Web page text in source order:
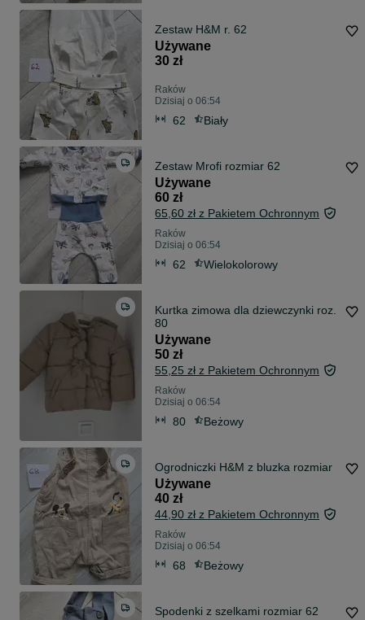
Zestaw H&M r. 62
Używane
30 zł
Raków
Dzisiaj o 06:54
62 Biały
Zestaw Mrofi rozmiar 62
Używane
60 zł
65,60 zł z Pakietem Ochronnym
Raków
Dzisiaj o 06:54
62 Wielokolorowy
Kurtka zimowa dla dziewczynki roz.
80
Używane
50 zł
55,25 zł z Pakietem Ochronnym
Raków
Dzisiaj o 06:54
80 Beżowy
Ogrodniczki H&M z bluzka rozmiar
Używane
40 zł
44,90 zł z Pakietem Ochronnym
Raków
Dzisiaj o 06:54
68 Beżowy
Spodenki z szelkami rozmiar 62